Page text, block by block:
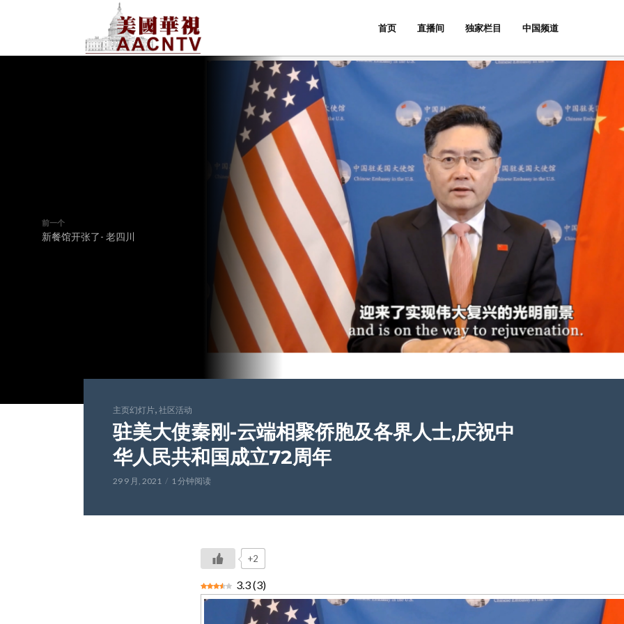
首页 直播间 独家栏目 中国频道
前一个
新餐馆开张了- 老四川
主页幻灯片, 社区活动
驻美大使秦刚-云端相聚侨胞及各界人士,庆祝中
华人民共和国成立72周年
29 9 月, 2021 1 分钟阅读
+2
3.3(3)